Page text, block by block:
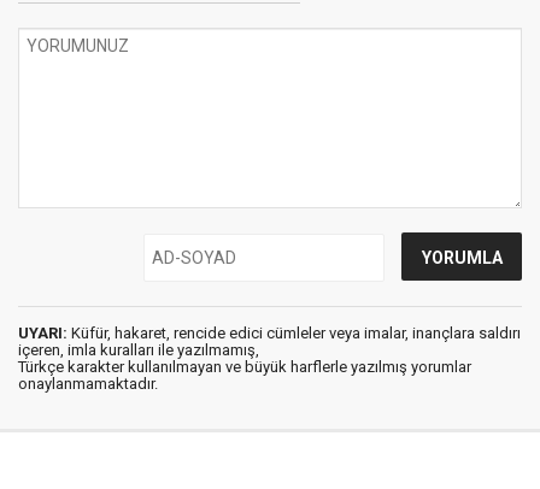
UYARI: Küfür, hakaret, rencide edici cümleler veya imalar, inançlara saldırı
içeren, imla kuralları ile yazılmamış,
Türkçe karakter kullanılmayan ve büyük harflerle yazılmış yorumlar
onaylanmamaktadır.